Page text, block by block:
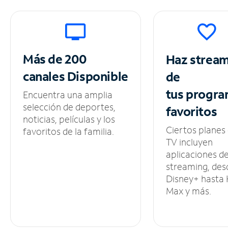
Más de 200
canalesDisponible
Encuentra una amplia
selección de deportes,
noticias, películas y los
favoritos de la familia.
Haz
de
tus
favoritos
Ciertos planes
TV incluyen
aplicaciones
streaming,
Disney+ hasta
Max y más.